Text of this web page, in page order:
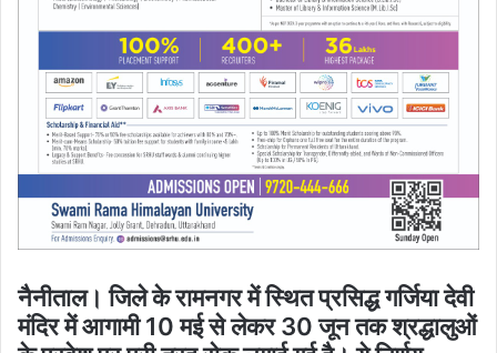
नैनीताल। जिले के रामनगर में स्थित प्रसिद्ध गर्जिया देवी
मंदिर में आगामी 10 मई से लेकर 30 जून तक श्रद्धालुओं